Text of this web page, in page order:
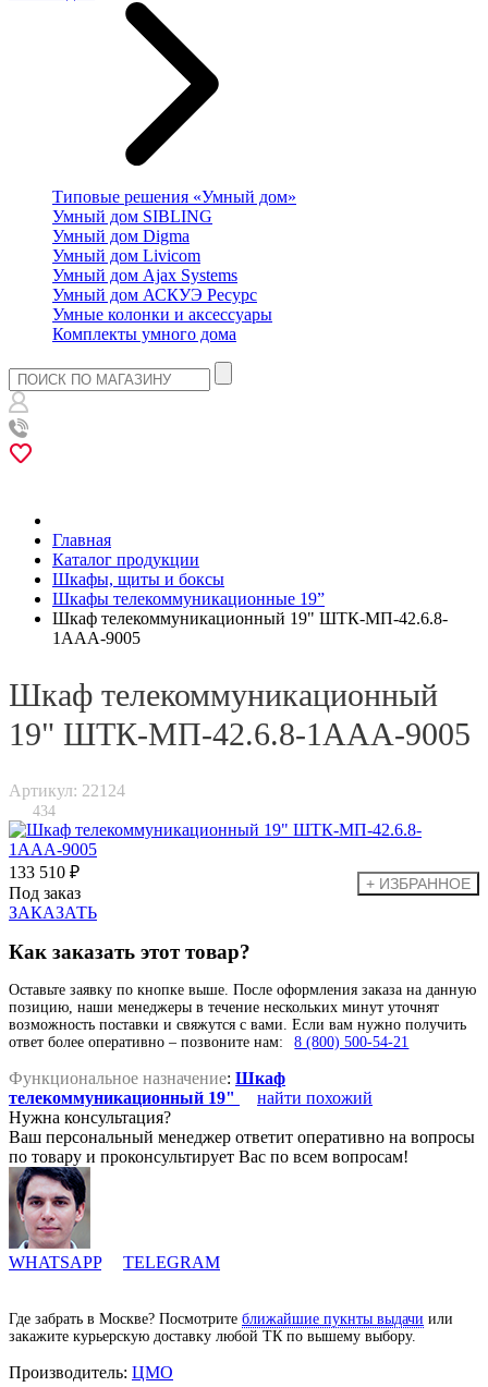
Типовые решения «Умный дом»
Умный дом SIBLING
Умный дом Digma
Умный дом Livicom
Умный дом Ajax Systems
Умный дом АСКУЭ Ресурс
Умные колонки и аксессуары
Комплекты умного дома
Главная
Каталог продукции
Шкафы, щиты и боксы
Шкафы телекоммуникационные 19”
Шкаф телекоммуникационный 19" ШТК-МП-42.6.8-
1ААА-9005
Шкаф телекоммуникационный
19" ШТК-МП-42.6.8-1ААА-9005
Артикул: 22124
434
133 510 ₽
Под заказ
ЗАКАЗАТЬ
Как заказать этот товар?
Оставьте заявку по кнопке выше. После оформления заказа на данную
позицию, наши менеджеры в течение нескольких минут уточнят
возможность поставки и свяжутся с вами. Если вам нужно получить
ответ более оперативно – позвоните нам:
8 (800) 500-54-21
Функциональное назначение: Шкаф
телекоммуникационный 19"
найти похожий
Нужна консультация?
Ваш персональный менеджер ответит оперативно на вопросы
по товару и проконсультирует Вас по всем вопросам!
WHATSAPP TELEGRAM
Где забрать в Москве? Посмотрите ближайшие пукнты выдачи или
закажите курьерскую доставку любой ТК по вышему выбору.
Производитель: ЦМО